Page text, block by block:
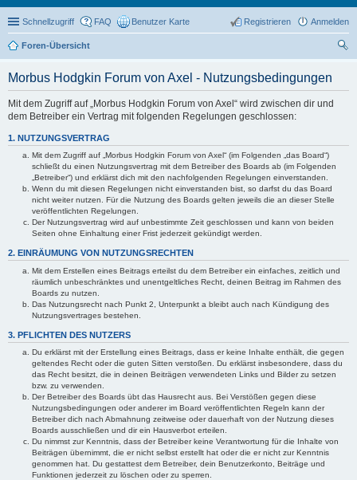
Schnellzugriff FAQ Benutzer Karte Anmelden
Registrieren
Foren-Übersicht
Morbus Hodgkin Forum von Axel - Nutzungsbedingungen
Mit dem Zugriff auf „Morbus Hodgkin Forum von Axel“ wird zwischen dir und
dem Betreiber ein Vertrag mit folgenden Regelungen geschlossen:
1. NUTZUNGSVERTRAG
Mit dem Zugriff auf „Morbus Hodgkin Forum von Axel“ (im Folgenden „das Board“)
schließt du einen Nutzungsvertrag mit dem Betreiber des Boards ab (im Folgenden
„Betreiber“) und erklärst dich mit den nachfolgenden Regelungen einverstanden.
Wenn du mit diesen Regelungen nicht einverstanden bist, so darfst du das Board
nicht weiter nutzen. Für die Nutzung des Boards gelten jeweils die an dieser Stelle
veröffentlichten Regelungen.
Der Nutzungsvertrag wird auf unbestimmte Zeit geschlossen und kann von beiden
Seiten ohne Einhaltung einer Frist jederzeit gekündigt werden.
2. EINRÄUMUNG VON NUTZUNGSRECHTEN
Mit dem Erstellen eines Beitrags erteilst du dem Betreiber ein einfaches, zeitlich und
räumlich unbeschränktes und unentgeltliches Recht, deinen Beitrag im Rahmen des
Boards zu nutzen.
Das Nutzungsrecht nach Punkt 2, Unterpunkt a bleibt auch nach Kündigung des
Nutzungsvertrages bestehen.
3. PFLICHTEN DES NUTZERS
Du erklärst mit der Erstellung eines Beitrags, dass er keine Inhalte enthält, die gegen
geltendes Recht oder die guten Sitten verstoßen. Du erklärst insbesondere, dass du
das Recht besitzt, die in deinen Beiträgen verwendeten Links und Bilder zu setzen
bzw. zu verwenden.
Der Betreiber des Boards übt das Hausrecht aus. Bei Verstößen gegen diese
Nutzungsbedingungen oder anderer im Board veröffentlichten Regeln kann der
Betreiber dich nach Abmahnung zeitweise oder dauerhaft von der Nutzung dieses
Boards ausschließen und dir ein Hausverbot erteilen.
Du nimmst zur Kenntnis, dass der Betreiber keine Verantwortung für die Inhalte von
Beiträgen übernimmt, die er nicht selbst erstellt hat oder die er nicht zur Kenntnis
genommen hat. Du gestattest dem Betreiber, dein Benutzerkonto, Beiträge und
Funktionen jederzeit zu löschen oder zu sperren.